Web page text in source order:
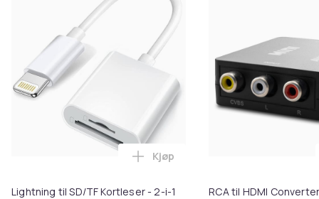
Lightning til SD/TF Kortleser - 2-i-1
Legg Lightning til SD/TF
Kjøp
RCA til HDMI